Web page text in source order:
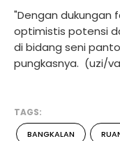
"Dengan dukungan
optimistis potensi
di bidang seni
pungkasnya. (uzi/
TAGS:
BANGKALAN